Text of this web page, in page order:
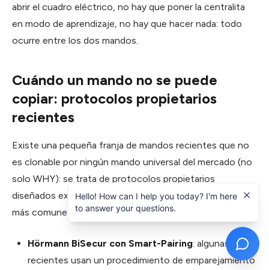
abrir el cuadro eléctrico, no hay que poner la centralita
en modo de aprendizaje, no hay que hacer nada: todo
ocurre entre los dos mandos.
Cuándo un mando no se puede
copiar: protocolos propietarios
recientes
Existe una pequeña franja de mandos recientes que no
es clonable por ningún mando universal del mercado (no
solo WHY): se trata de protocolos propietarios
diseñados expresamente para impedir la copia. Los casos
más comunes son:
Hörmann BiSecur con Smart-Pairing: algunas series
recientes usan un procedimiento de emparejamiento
Hello! How can I help you today? I'm here
to answer your questions.